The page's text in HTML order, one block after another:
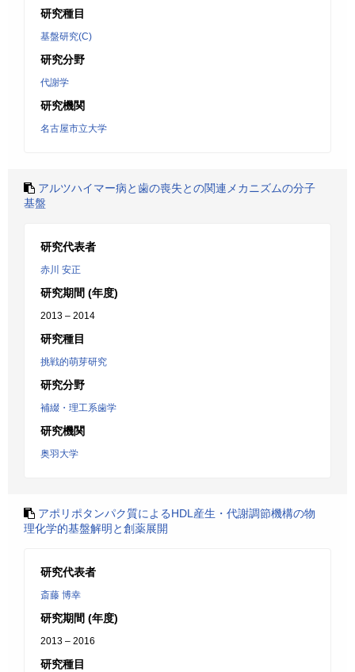
研究種目
基盤研究(C)
研究分野
代謝学
研究機関
名古屋市立大学
アルツハイマー病と歯の喪失との関連メカニズムの分子
基盤
研究代表者
赤川 安正
研究期間 (年度)
2013 – 2014
研究種目
挑戦的萌芽研究
研究分野
補綴・理工系歯学
研究機関
奥羽大学
アポリポタンパク質によるHDL産生・代謝調節機構の物
理化学的基盤解明と創薬展開
研究代表者
斎藤 博幸
研究期間 (年度)
2013 – 2016
研究種目